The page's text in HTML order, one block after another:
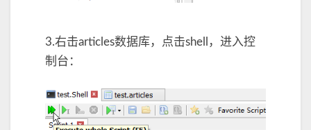
3.右击articles数据库，点击shell，进入控
制台：